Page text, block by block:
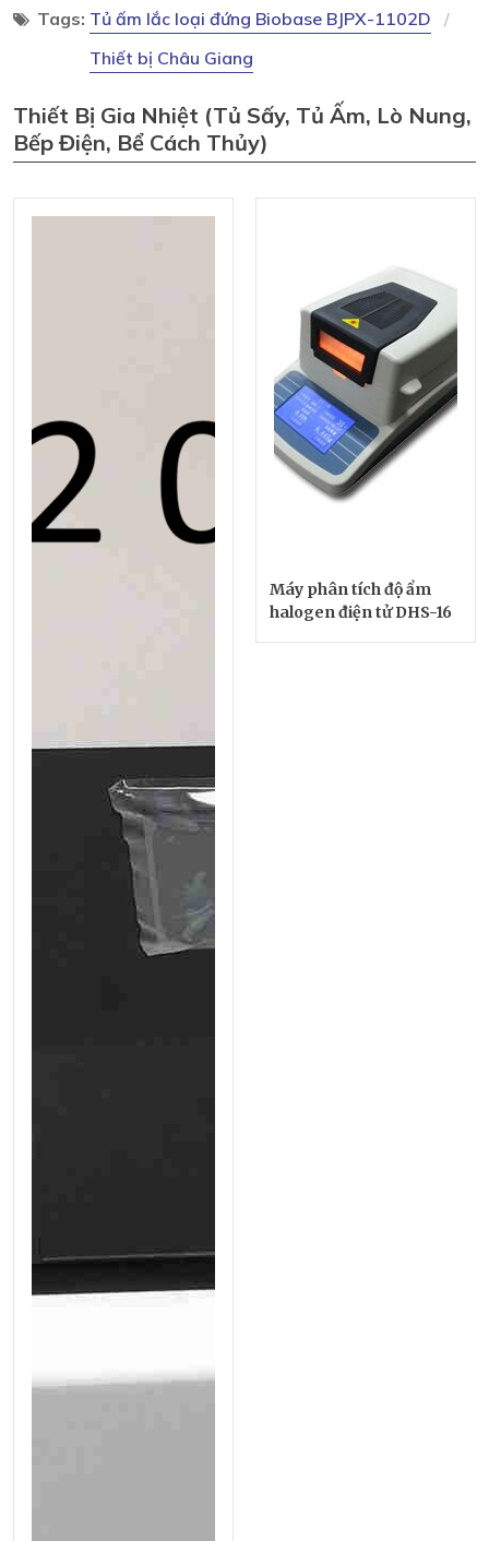
Tags: Tủ ấm lắc loại đứng Biobase BJPX-1102D
Thiết bị Châu Giang
Thiết Bị Gia Nhiệt (tủ Sấy, Tủ Ấm, Lò Nung,
Bếp Điện, Bể Cách Thủy)
Máy phân tích độ ẩm
halogen điện tử DHS-16